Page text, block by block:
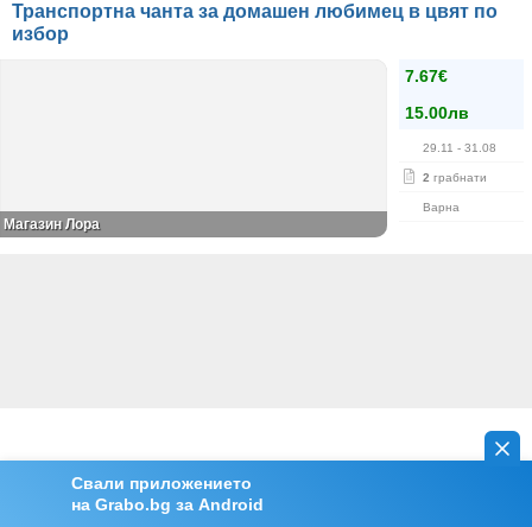
Свали приложението
на Grabo.bg за Android
Транспортна чанта за домашен любимец в цвят по
избор
7.67€
15.00лв
29.11 - 31.08
2 грабнати
Варна
Магазин Лора